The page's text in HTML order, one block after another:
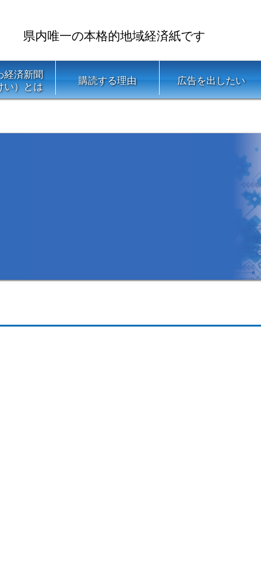
県内唯一の本格的地域経済紙です
経済新聞
い）とは
購読する理由 広告を出したい